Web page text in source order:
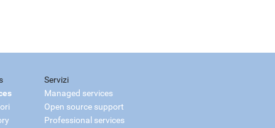
Servizi
Managed services
Open source support
Professional services